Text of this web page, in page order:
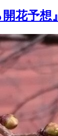
花予想』